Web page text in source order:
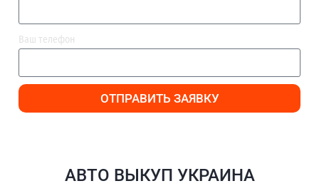
Ваш телефон
ОТПРАВИТЬ ЗАЯВКУ
АВТО ВЫКУП УКРАИНА